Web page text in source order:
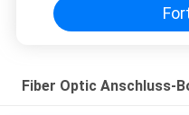
Fiber Optic Anschluss-